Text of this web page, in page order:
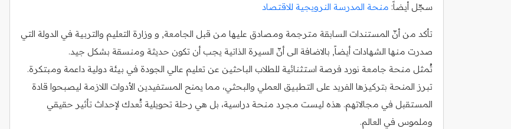
سجّل أيضاً: منحة المدرسة النرويجية للاقتصاد
تأكد من أنّ المستندات السابقة مترجمة ومصادق عليها من قبل الجامعة, و وزارة التعليم والتربية في الدولة التي
صدرت منها الشهادات أيضاً, بالاضافة الى أنّ السيرة الذاتية يجب أن تكون حديثة ومنسقة بشكل جيد.
تُمثل منحة جامعة نورد فرصة استثنائية للطلاب الباحثين عن تعليم عالي الجودة في بيئة دولية داعمة ومبتكرة.
تبرز المنحة بتركيزها الفريد على التطبيق العملي والبحثي، مما يمنح المستفيدين الأدوات اللازمة ليصبحوا قادة
المستقبل في مجالاتهم. هذه ليست مجرد منحة دراسية، بل هي رحلة تحويلية تُعدك لإحداث تأثير حقيقي
وملموس في العالم.